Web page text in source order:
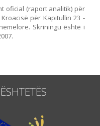
oficial (raport analitik) për
për Kapitullin 23 -
Skriningu është i